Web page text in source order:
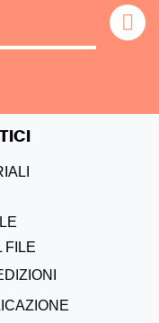
FILE